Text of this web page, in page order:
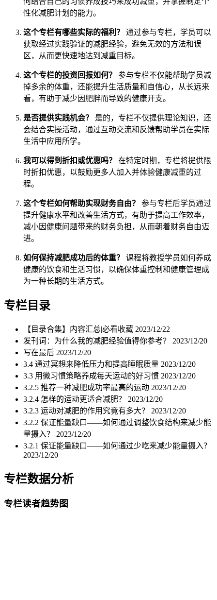
性化减肥计划的能力。
这个专栏有哪些实际的福利？
通过参与专栏，学员可以
获取经过实践验证的减肥经验，避免无效的方法和误
区，从而更快速地达到减重目标。
这个专栏的投资回报如何？
参与专栏不仅能帮助学员减
掉多余的体重，还能提升生活质量和自信心，从长远来
看，有助于减少因肥胖而导致的健康开支。
是否提供实践机会？
是的，专栏不仅提供理论知识，还
会结合实操活动，通过互动交流和反馈帮助学员在实际
生活中应用所学。
我可以得到折扣或优惠吗？
在特定时期，专栏将提供限
时折扣优惠，以鼓励更多人加入并体验健康减重的过
程。
这个专栏如何帮助实现财务自由？
参与专栏后学员通过
提升健康水平和改善生活方式，有助于提高工作效率，
减小因健康问题带来的财务负担，从而朝着财务自由迈
进。
如何保持减肥成功后的体重？
课程将教授学员如何养成
健康的饮食和生活习惯，以确保体重控制和健康管理成
为一种长期的生活方式。
专栏目录
【目录合集】内容汇总|必看收藏 2023/12/22
发刊词：为什么我的减肥经验值得你参考？ 2023/12/20
写在最后 2023/12/20
3.4 通过冥想来降低压力和提高睡眠质量 2023/12/20
3.3 用微习惯策略养成每天运动的好习惯 2023/12/20
3.2.5 推荐一种减肥成功率最高的运动 2023/12/20
3.2.4 怎样的运动更适合减肥？ 2023/12/20
3.2.3 运动对减肥的作用究竟有多大？ 2023/12/20
3.2.2 保证能量缺口——如何通过调整饮食结构来减少能
量摄入？ 2023/12/20
3.2.1 保证能量缺口——如何通过少吃来减少能量摄入？
2023/12/20
专栏数据分析
专栏读者趋势图